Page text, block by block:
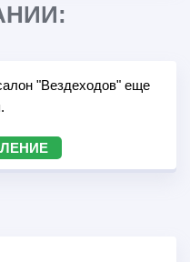
"Вездеходов" еще